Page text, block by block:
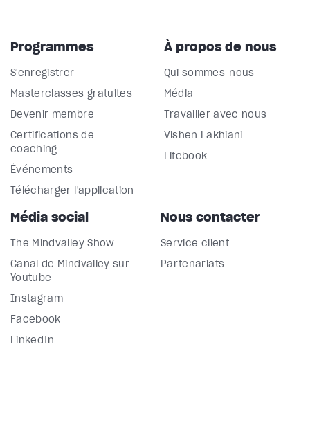
Programmes
S'enregistrer
Masterclasses gratuites
Devenir membre
Certifications de
coaching
Événements
Télécharger l'application
À propos de nous
Qui sommes-nous
Média
Travailler avec nous
Vishen Lakhiani
Lifebook
Média social
The Mindvalley Show
Canal de Mindvalley sur
Youtube
Instagram
Facebook
LinkedIn
Nous contacter
Service client
Partenariats